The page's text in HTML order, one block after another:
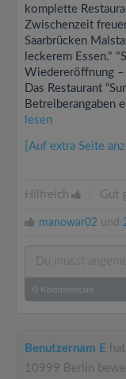
komplette
Zwischenzeit
Saarbrücken
leckerem Essen."
Wiedereröffnung –
Das Restaurant
Betreiberangaben
lesen
[Auf extra Seite
Hilfreich Gut
manowar02 und
0 Kommentare
Benutzernam E hat
10999 Berlin